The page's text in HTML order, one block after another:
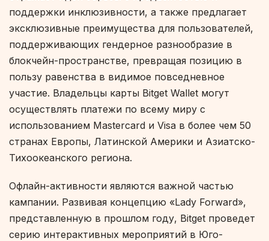
поддержки инклюзивности, а также предлагает
эксклюзивные преимущества для пользователей,
поддерживающих гендерное разнообразие в
блокчейн-пространстве, превращая позицию в
пользу равенства в видимое повседневное
участие. Владельцы карты Bitget Wallet могут
осуществлять платежи по всему миру с
использованием Mastercard и Visa в более чем 50
странах Европы, Латинской Америки и Азиатско-
Тихоокеанского региона.
Офлайн-активности являются важной частью
кампании. Развивая концепцию «Lady Forward»,
представленную в прошлом году, Bitget проведет
серию интерактивных мероприятий в Юго-